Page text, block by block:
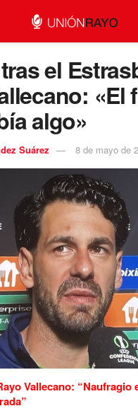
el
«El
algo»
Suárez 8 de mayo de
Vallecano: “Naufragio